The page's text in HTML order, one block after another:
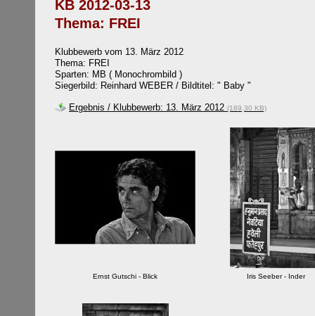
KB 2012-03-13
Thema: FREI
Klubbewerb vom 13. März 2012
Thema: FREI
Sparten: MB ( Monochrombild )
Siegerbild: Reinhard WEBER / Bildtitel: " Baby "
Ergebnis / Klubbewerb: 13. März 2012 (189,30 KB)
Ernst Gutschi - Blick Iris Seeber - Inder